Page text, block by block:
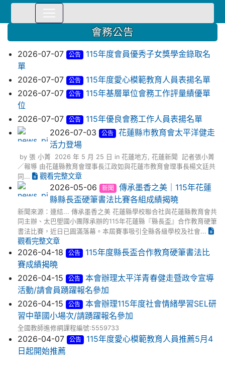
會務公告
2026-07-07 公告
115年度會員優秀子女獎學金錄取名
單
2026-07-07
公告
115年度愛心模範教育人員表揚名單
2026-07-07
公告
115年基層單位會務工作評量績優單
位
2026-07-07
公告
115年優良會務工作人員表揚名單
2026-07-03
公告
花蓮縣市教育會太平洋健走
活力登場
by 張 小菁 2026 年 5 月 25 日 in 花蓮地方, 花蓮新聞 記者張小菁
／報導 由花蓮縣教育會理事長江政如與花蓮市教育會理事長楊文廷共
同...
觀看完整文章
2026-05-06 新聞
傳承墨香之美｜115年花蓮
縣縣長盃硬筆書法比賽各組成績揭曉
新聞來源：連結... 傳承墨香之美 花蓮縣學校聯合社與花蓮縣教育會共
同主辦、太巴塱國小團隊承辦的115年花蓮縣『縣長盃』合作教育硬筆
書法比賽，近日已圓滿落幕。本屆賽事吸引全縣各級學校及社會...
觀看完整文章
2026-04-18 公告
115年度縣長盃合作教育硬筆書法比
賽成績揭曉
2026-04-15
公告
本會辦理太平洋青春健走暨政令宣導
活動/請會員踴躍報名參加
2026-04-15
公告
本會辦理115年度社會情緒學習SEL研
習中華國小場次/請踴躍報名參加
全國教師進修網課程編號:5559733
2026-04-07 公告
115年度愛心模範教育人員推薦5月4
日起開始推薦